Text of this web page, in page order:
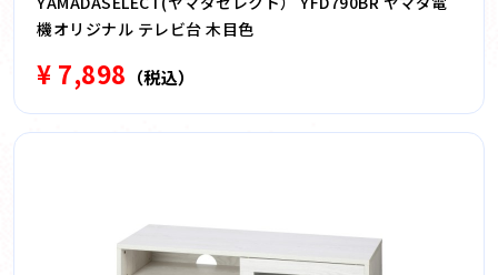
機オリジナル テレビ台 木目色
¥ 7,898 （税込）